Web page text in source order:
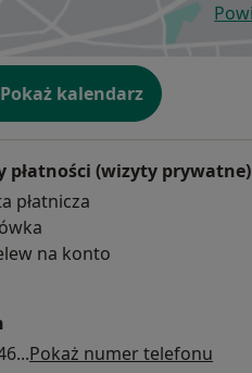
Pokaż kalendarz
płatności (wizyty prywatne)
płatnicza
na konto
Pokaż numer telefonu